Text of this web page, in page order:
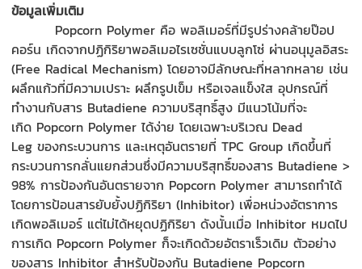
ข้อมูลเพิ่มเติม
Popcorn Polymer คือ พอลิเมอร์ที่มีรูปร่างคล้ายป๊อป
คอร์น เกิดจากปฏิกิริยาพอลิเมอไรเซชั่นแบบลูกโซ่ ผ่านอนุมูลอิสระ
(Free Radical Mechanism)โดยอาจมีลักษณะที่หลากหลาย เช่น
ผลึกแก้วที่มีความเปราะ ผลึกรูปเข็ม หรือเจลแข็งใส อุปกรณ์ที่
ทำงานกับสาร Butadiene ความบริสุทธิ์สูง มีแนวโน้มที่จะ
เกิด Popcorn Polymerได้ง่าย โดยเฉพาะบริเวณ Dead
Legของกระบวนการ และเหตุอันตรายที่TPC Group เกิดขึ้นที่
กระบวนการกลั่นแยกส่วนซึ่งมีความบริสุทธิ์ของสาร Butadiene >
98%การป้องกันอันตรายจาก Popcorn Polymerสามารถทำได้
โดยการป้อนสารยับยั้งปฏิกิริยา (Inhibitor) เพื่อหน่วงอัตราการ
เกิดพอลิเมอร์ แต่ไม่ได้หยุดปฏิกิริยา ดังนั้นเมื่อ Inhibitor หมดไป
การเกิด Popcorn Polymerก็จะเกิดด้วยอัตราเร็วเดิม ตัวอย่าง
ของสาร Inhibitorสำหรับป้องกัน Butadiene Popcorn